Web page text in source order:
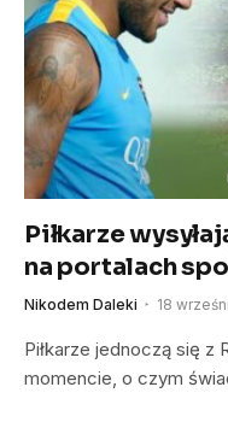
Piłkarze
na portalach
Nikodem Daleki 18
Piłkarze jednoczą się z
momencie, o czym